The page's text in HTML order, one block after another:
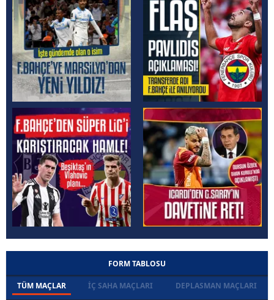
FORM TABLOSU
TÜM MAÇLAR İÇ SAHA MAÇLARI DEPLASMAN MAÇLARI